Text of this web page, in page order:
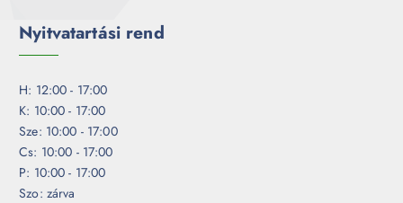
Nyitvatartási rend
H: 12:00 - 17:00
K: 10:00 - 17:00
Sze: 10:00 - 17:00
Cs: 10:00 - 17:00
P: 10:00 - 17:00
Szo: zárva